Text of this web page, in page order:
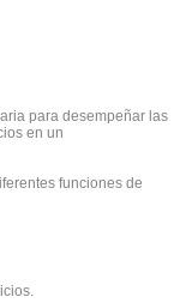
para desempeñar las
en un
funciones de